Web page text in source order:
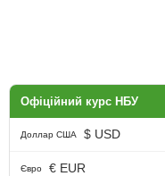
Офіційний курс НБУ
Доллар США $ USD
Євро € EUR